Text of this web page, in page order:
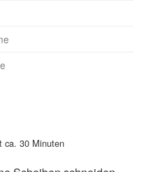
ca. 30 Minuten